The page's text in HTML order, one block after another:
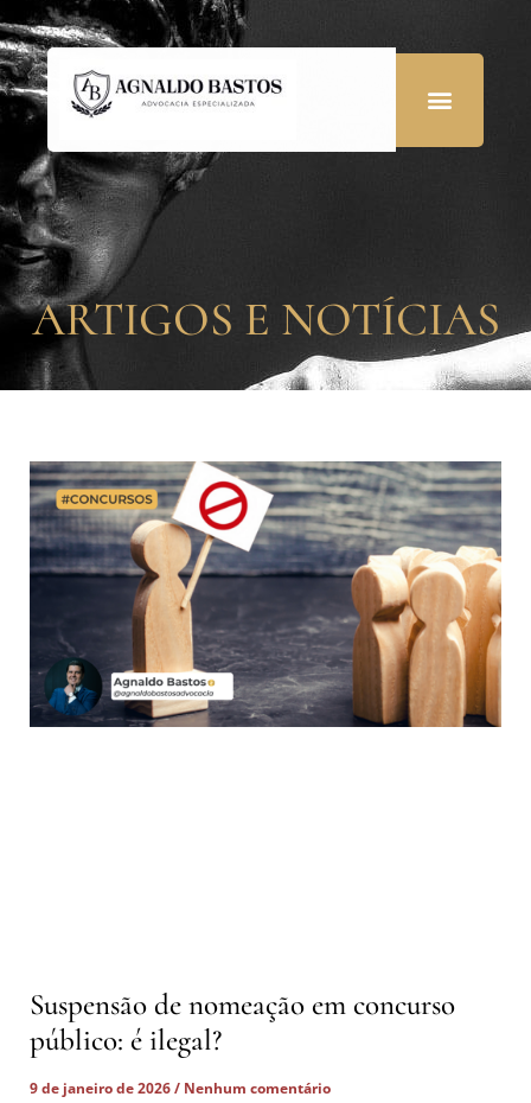
ARTIGOS E NOTÍCIAS
Suspensão de nomeação em concurso
público: é ilegal?
9 de janeiro de 2026
Nenhum comentário